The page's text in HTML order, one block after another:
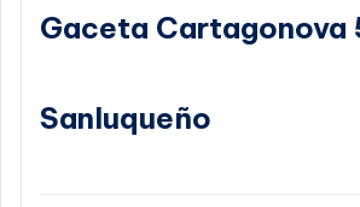
Gaceta Cartagonova
Sanluqueño